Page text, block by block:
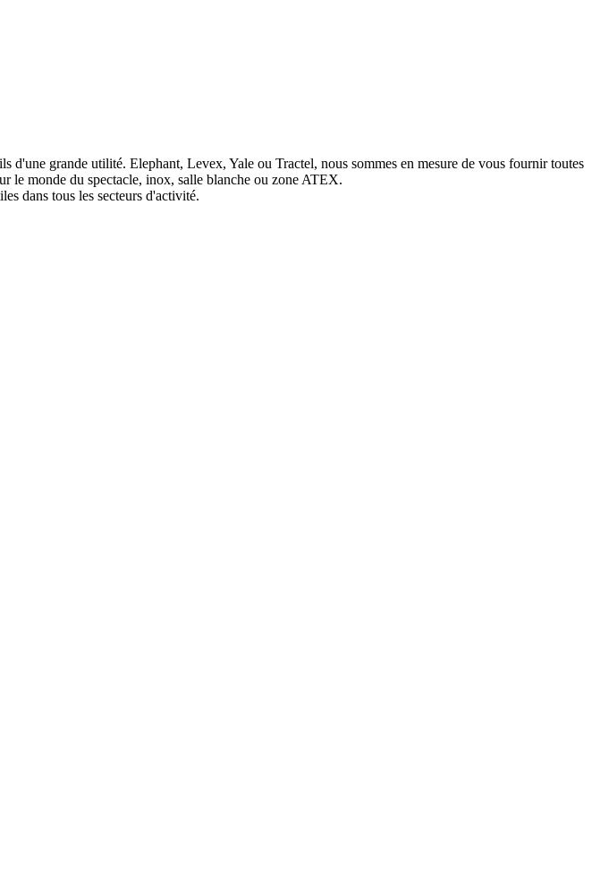
d'une grande utilité. Elephant, Levex, Yale ou Tractel, nous sommes en mesure de vous fournir toutes
le monde du spectacle, inox, salle blanche ou zone ATEX.
dans tous les secteurs d'activité.